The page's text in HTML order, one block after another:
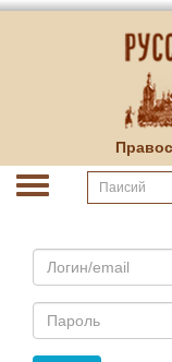
Email
Пароль